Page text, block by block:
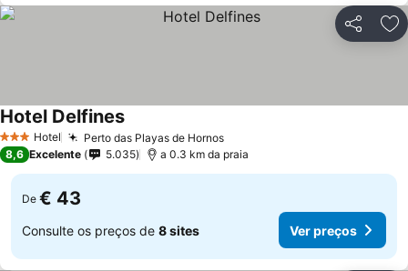
Partilhar
3 EstrelasHotel Perto das Playas de HornosVer preços
Hotel DelfinesVer preços
8,6 Excelente 5.035 a 0.3 km da praia
De € 43
Consulte os preços de 8 sites Ver preços